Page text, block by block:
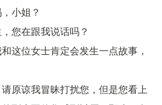
小姐？
您在跟我说话吗？
这位女士肯定会发生一点故事，
原谅我冒昧打扰您，但是您看上